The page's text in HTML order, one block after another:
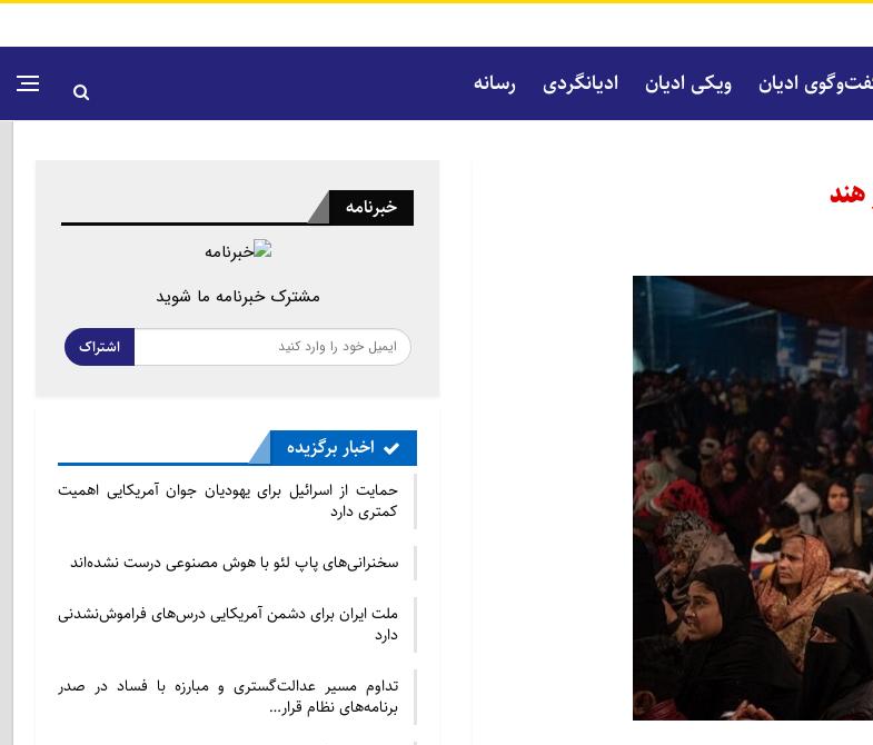
ادیان ویکی ادیان ادیانگردی رسانه
هند خبرنامه
مشترک خبرنامه ما شوید
اشتراک
اخبار برگزیده
حمایت از اسرائیل برای یهودیان جوان آمریکایی اهمیت
کمتری دارد
سخنرانی‌های پاپ لئو با هوش مصنوعی درست نشده‌اند
ملت ایران برای دشمن آمریکایی درس‌های فراموش‌نشدنی
دارد
تداوم مسیر عدالت‌گستری و مبارزه با فساد در صدر
برنامه‌های نظام قرار…